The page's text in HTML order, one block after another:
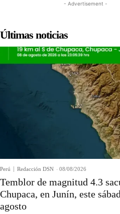
- Advertisement -
Últimas noticias
Perú Redacción DSN - 08/08/2026
Temblor de magnitud 4.3
Chupaca, en Junín, este
agosto